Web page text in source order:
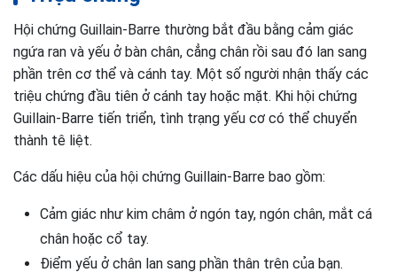
Hội chứng Guillain-Barre thường bắt đầu bằng cảm giác
ngứa ran và yếu ở bàn chân, cẳng chân rồi sau đó lan sang
phần trên cơ thể và cánh tay. Một số người nhận thấy các
triệu chứng đầu tiên ở cánh tay hoặc mặt. Khi hội chứng
Guillain-Barre tiến triển, tình trạng yếu cơ có thể chuyển
thành tê liệt.
Các dấu hiệu của hội chứng Guillain-Barre bao gồm:
Cảm giác như kim châm ở ngón tay, ngón chân, mắt cá
chân hoặc cổ tay.
Điểm yếu ở chân lan sang phần thân trên của bạn.